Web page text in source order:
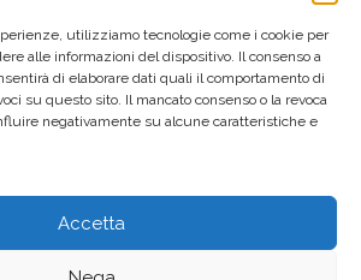
utilizziamo tecnologie come i cookie per
alle informazioni del dispositivo. Il consenso a
di elaborare dati quali il comportamento di
su questo sito. Il mancato consenso o la revoca
negativamente su alcune caratteristiche e
Accetta